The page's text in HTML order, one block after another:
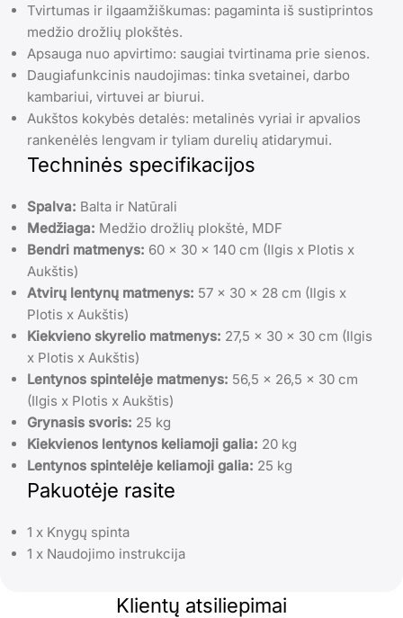
Tvirtumas ir ilgaamžiškumas: pagaminta iš sustiprintos
medžio drožlių plokštės.
Apsauga nuo apvirtimo: saugiai tvirtinama prie sienos.
Daugiafunkcinis naudojimas: tinka svetainei, darbo
kambariui, virtuvei ar biurui.
Aukštos kokybės detalės: metalinės vyriai ir apvalios
rankenėlės lengvam ir tyliam durelių atidarymui.
Techninės specifikacijos
Spalva: Balta ir Natūrali
Medžiaga: Medžio drožlių plokštė, MDF
Bendri matmenys: 60 x 30 x 140 cm (Ilgis x Plotis x
Aukštis)
Atvirų lentynų matmenys: 57 x 30 x 28 cm (Ilgis x
Plotis x Aukštis)
Kiekvieno skyrelio matmenys: 27,5 x 30 x 30 cm (Ilgis
x Plotis x Aukštis)
Lentynos spintelėje matmenys: 56,5 x 26,5 x 30 cm
(Ilgis x Plotis x Aukštis)
Grynasis svoris: 25 kg
Kiekvienos lentynos keliamoji galia: 20 kg
Lentynos spintelėje keliamoji galia: 25 kg
Pakuotėje rasite
1 x Knygų spinta
1 x Naudojimo instrukcija
Klientų atsiliepimai